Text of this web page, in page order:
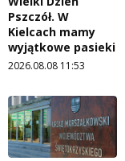
Pszczół. W
Kielcach mamy
wyjątkowe pasieki
2026.08.08 11:53